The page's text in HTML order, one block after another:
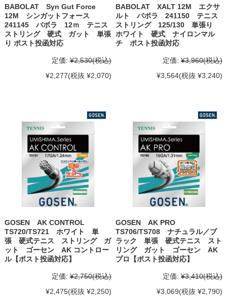
BABOLAT Syn Gut Force
12M シンガットフォース
241145 バボラ 12ｍ テニス
ストリング 硬式 ガット 単張
り ポスト投函対応
定価: ¥2,530(税込)
¥2,277(税抜 ¥2,070)
BABOLAT XALT 12M エクサ
ルト バボラ 241150 テニス
ストリング 125/130 単張り
ホワイト 硬式 ナイロンマル
チ ポスト投函対応
定価: ¥3,960(税込)
¥3,564(税抜 ¥3,240)
GOSEN AK CONTROL
TS720/TS721 ホワイト 単
張 硬式テニス ストリング ガ
ット ゴーセン AK コントロー
ル【ポスト投函対応】
定価: ¥2,750(税込)
¥2,475(税抜 ¥2,250)
GOSEN AK PRO
TS706/TS708 ナチュラル／ブ
ラック 単張 硬式テニス スト
リング ガット ゴーセン AK
プロ【ポスト投函対応】
定価: ¥3,410(税込)
¥3,069(税抜 ¥2,790)